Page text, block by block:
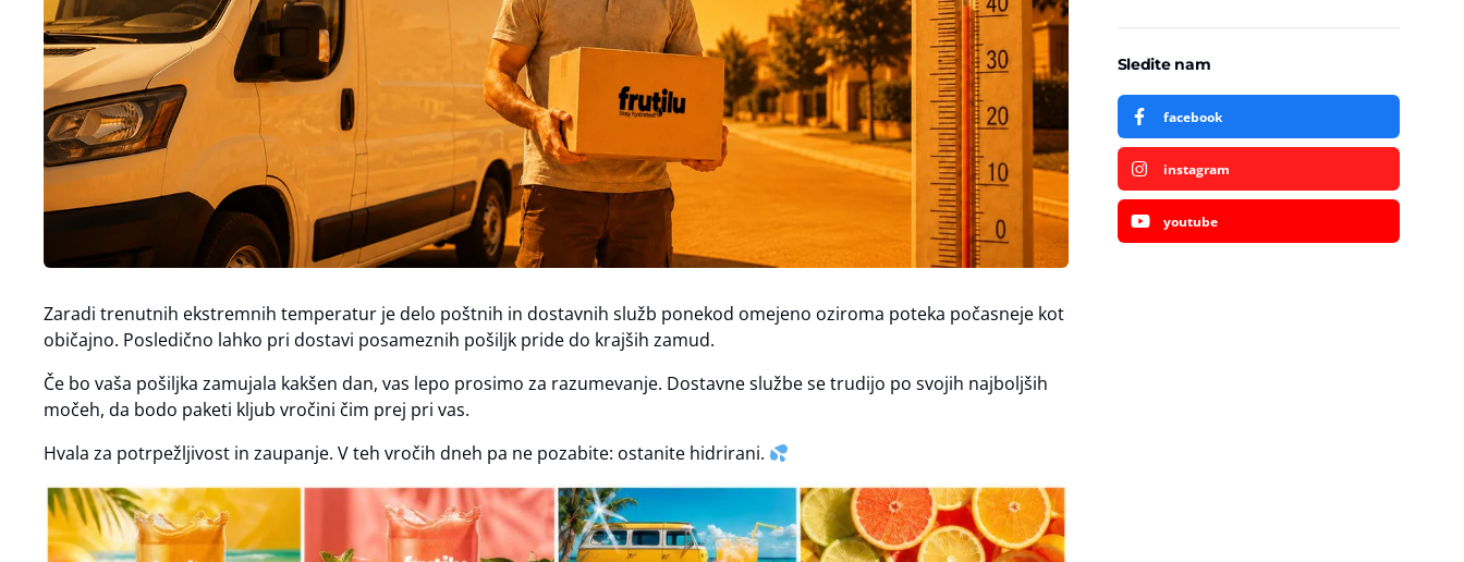
Zaradi trenutnih ekstremnih temperatur je delo poštnih in dostavnih služb ponekod omejeno oziroma poteka počasneje kot
običajno. Posledično lahko pri dostavi posameznih pošiljk pride do krajših zamud.
Če bo vaša pošiljka zamujala kakšen dan, vas lepo prosimo za razumevanje. Dostavne službe se trudijo po svojih najboljših
močeh, da bodo paketi kljub vročini čim prej pri vas.
Hvala za potrpežljivost in zaupanje. V teh vročih dneh pa ne pozabite: ostanite hidrirani.
Sledite nam
facebook
instagram
youtube